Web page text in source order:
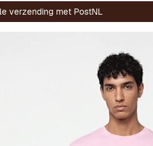
verzending met PostNL